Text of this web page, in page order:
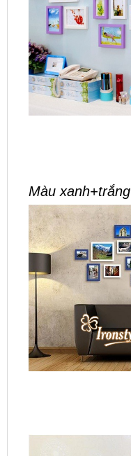
Màu xanh+trắng